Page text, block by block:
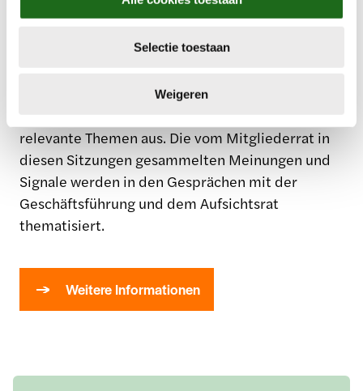
Selectie toestaan
Weigeren
Mitgliedersitzungen im In- und Ausland. Bei den
Mitglied des Managementteams anwesend, das
FloraHolland berichtet. Darüber hinaus tauscht
relevante Themen aus. Die vom Mitgliederrat in
diesen Sitzungen gesammelten Meinungen und
Signale werden in den Gesprächen mit der
Geschäftsführung und dem Aufsichtsrat
thematisiert.
Weitere Informationen